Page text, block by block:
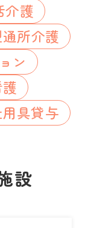
介護
所介護
ン
具貸与
設